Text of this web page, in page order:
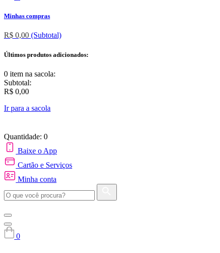
Minhas compras
R$ 0,00 (Subtotal)
Últimos produtos adicionados:
0 item na sacola:
Subtotal:
R$ 0,00
Ir para a sacola
Quantidade: 0
Baixe o App
Cartão e Serviços
Minha conta
0